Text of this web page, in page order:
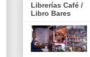
Librerías Café /
Libro Bares